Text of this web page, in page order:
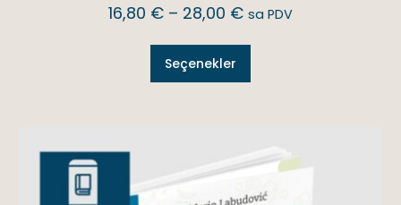
16,80 € – 28,00 € sa PDV
Seçenekler